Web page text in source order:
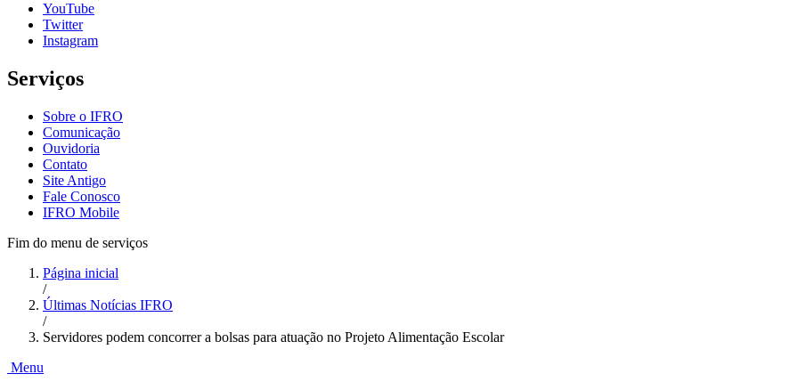
YouTube
Twitter
Instagram
Serviços
Sobre o IFRO
Comunicação
Ouvidoria
Contato
Site Antigo
Fale Conosco
IFRO Mobile
Fim do menu de serviços
Página inicial
/
Últimas Notícias IFRO
/
Servidores podem concorrer a bolsas para atuação no Projeto Alimentação Escolar
Menu